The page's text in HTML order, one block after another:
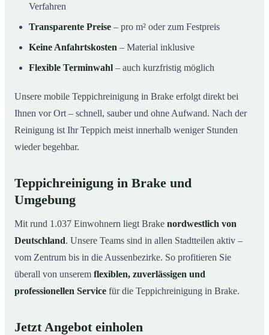
Verfahren
Transparente Preise – pro m² oder zum Festpreis
Keine Anfahrtskosten – Material inklusive
Flexible Terminwahl – auch kurzfristig möglich
Unsere mobile Teppichreinigung in Brake erfolgt direkt bei
Ihnen vor Ort – schnell, sauber und ohne Aufwand. Nach der
Reinigung ist Ihr Teppich meist innerhalb weniger Stunden
wieder begehbar.
Teppichreinigung in Brake und
Umgebung
Mit rund 1.037 Einwohnern liegt Brake nordwestlich von
Deutschland. Unsere Teams sind in allen Stadtteilen aktiv –
vom Zentrum bis in die Aussenbezirke. So profitieren Sie
überall von unserem flexiblen, zuverlässigen und
professionellen Service für die Teppichreinigung in Brake.
Jetzt Angebot einholen